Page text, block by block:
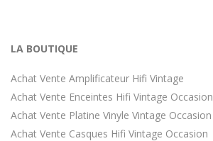
LA BOUTIQUE
Achat Vente Amplificateur Hifi Vintage
Achat Vente Enceintes Hifi Vintage Occasion
Achat Vente Platine Vinyle Vintage Occasion
Achat Vente Casques Hifi Vintage Occasion